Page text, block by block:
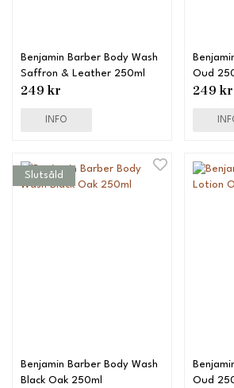
Benjamin Barber Body Wash
Saffron & Leather 250ml
249 kr
INFO
Oud
249 kr
Slutsåld
Benjamin Barber Body Wash
Black Oak 250ml
Oud